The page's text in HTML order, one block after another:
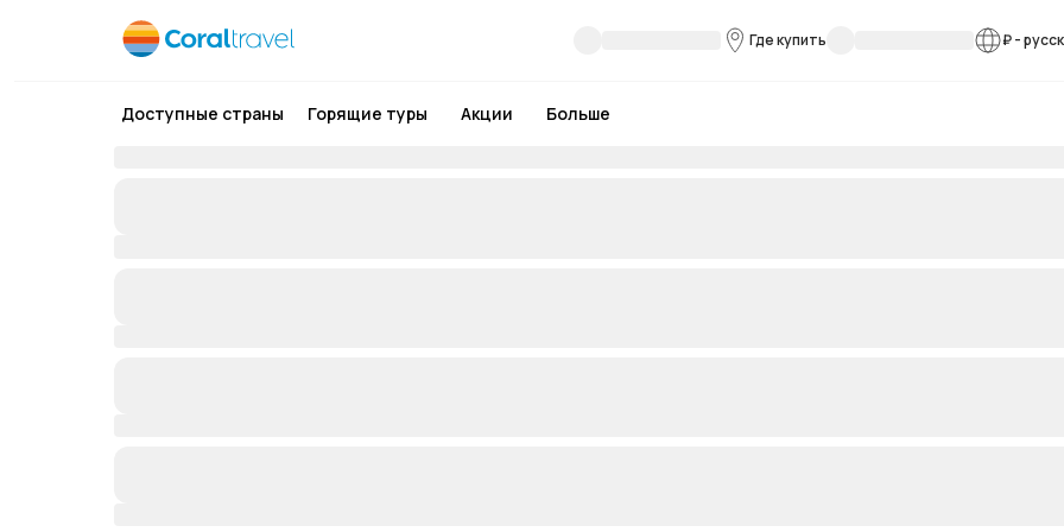
Где купить ₽-
Доступные страны Горящие туры Акции Больше